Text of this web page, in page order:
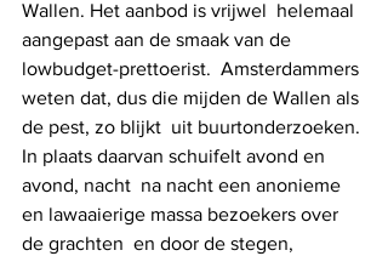
Wallen. Het aanbod is vrijwel  helemaal
aangepast aan de smaak van de
lowbudget-prettoerist.  Amsterdammers
weten dat, dus die mijden de Wallen als
de pest, zo blijkt  uit buurtonderzoeken.
In plaats daarvan schuifelt avond en
avond, nacht  na nacht een anonieme
en lawaaierige massa bezoekers over
de grachten  en door de stegen,